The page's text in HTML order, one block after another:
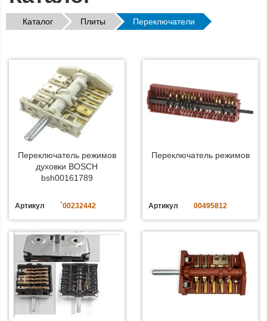
Каталог Плиты Переключатели
Переключатель режимов
духовки BOSCH
bsh00161789
Артикул `00232442
Переключатель режимов
Артикул 00495812